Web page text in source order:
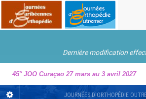
Dernière modification
45° JOO Curaçao 27 mars au 3 avril 2027
JOURNÉES D'ORTHOPÉDIE